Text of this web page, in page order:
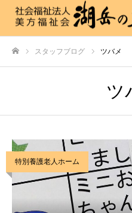
スタッフブログ ツバメ
ツ
特別養護老人ホーム